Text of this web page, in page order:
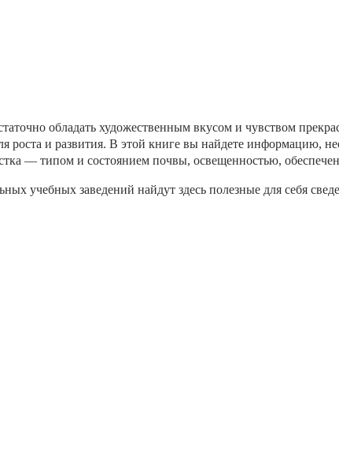
обладать художественным вкусом и чувством
роста и развития. В этой книге вы найдете информацию,
— типом и состоянием почвы, освещенностью,
учебных заведений найдут здесь полезные для себя